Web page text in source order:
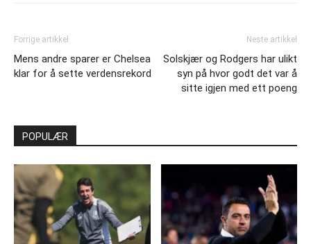
Forrige artikkel
Mens andre sparer er Chelsea
klar for å sette verdensrekord
Neste artikkel
Solskjær og Rodgers har ulikt
syn på hvor godt det var å
sitte igjen med ett poeng
POPULÆR